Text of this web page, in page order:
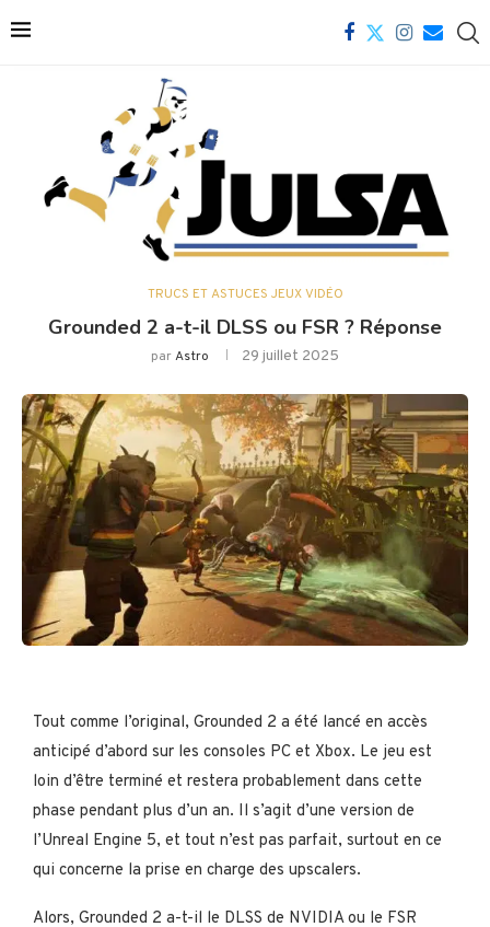
TRUCS ET ASTUCES JEUX VIDÉO
Grounded 2 a-t-il DLSS ou FSR ? Réponse
parAstro 29 juillet 2025
Tout comme l’original, Grounded 2 a été lancé en accès
anticipé d’abord sur les consoles PC et Xbox. Le jeu est
loin d’être terminé et restera probablement dans cette
phase pendant plus d’un an. Il s’agit d’une version de
l’Unreal Engine 5, et tout n’est pas parfait, surtout en ce
qui concerne la prise en charge des upscalers.
Alors, Grounded 2 a-t-il le DLSS de NVIDIA ou le FSR